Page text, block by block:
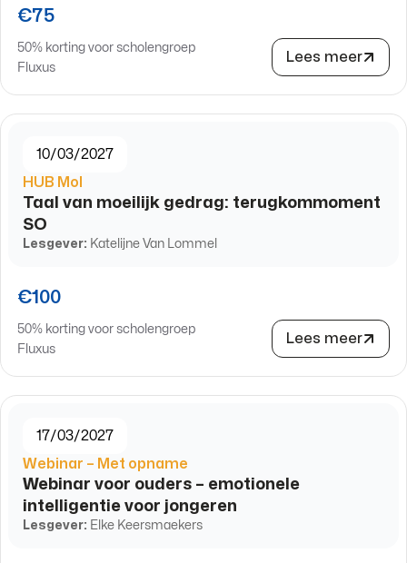
€75
50% korting voor scholengroep
Fluxus
Lees meer
10/03/2027
HUB Mol
Taal van moeilijk gedrag: terugkommoment
SO
Lesgever: Katelijne Van Lommel
€100
50% korting voor scholengroep
Fluxus
Lees meer
17/03/2027
Webinar – Met opname
Webinar voor ouders – emotionele
intelligentie voor jongeren
Lesgever: Elke Keersmaekers